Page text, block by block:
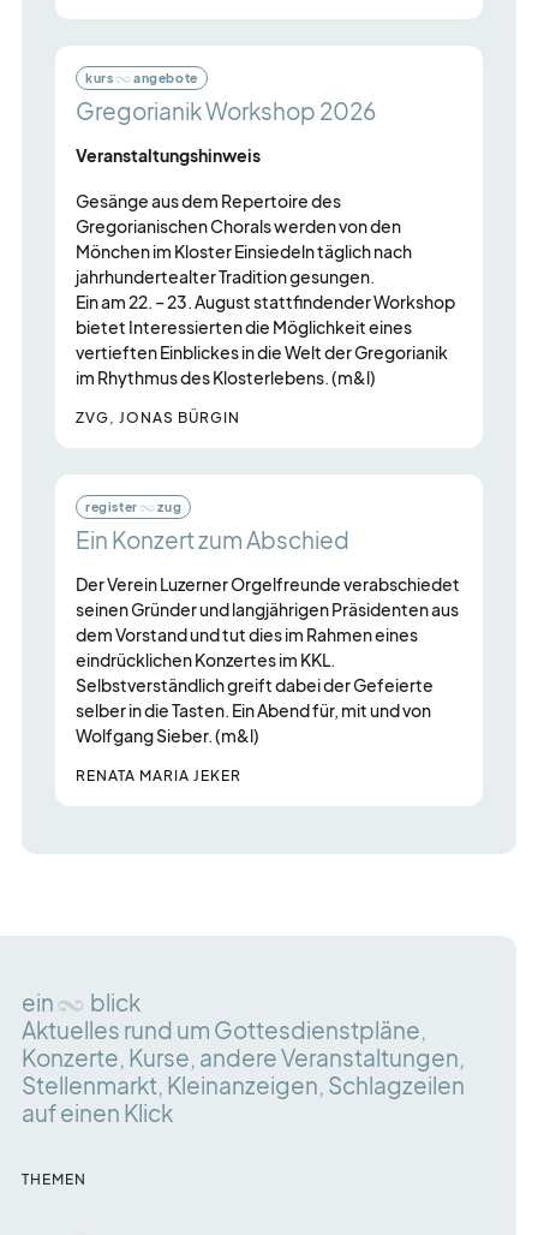
kurs angebote
Gregorianik Workshop 2026
Veranstaltungshinweis
Gesänge aus dem Repertoire des
Gregorianischen Chorals werden von den
Mönchen im Kloster Einsiedeln täglich nach
jahrhundertealter Tradition gesungen.
Ein am 22. – 23. August stattfindender Workshop
bietet Interessierten die Möglichkeit eines
vertieften Einblickes in die Welt der Gregorianik
im Rhythmus des Klosterlebens. (m&l)
ZVG, JONAS BÜRGIN
register zug
Ein Konzert zum Abschied
Der Verein Luzerner Orgelfreunde verabschiedet
seinen Gründer und langjährigen Präsidenten aus
dem Vorstand und tut dies im Rahmen eines
eindrücklichen Konzertes im KKL.
Selbstverständlich greift dabei der Gefeierte
selber in die Tasten. Ein Abend für, mit und von
Wolfgang Sieber. (m&l)
RENATA MARIA JEKER
ein
blick
Aktuelles rund um Gottesdienstpläne,
Konzerte, Kurse, andere Veranstaltungen,
Stellenmarkt, Kleinanzeigen, Schlagzeilen
auf einen Klick
THEMEN